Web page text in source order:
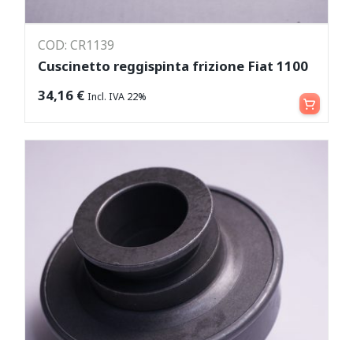
COD: CR1139
Cuscinetto reggispinta frizione Fiat 1100
34,16 € Incl. IVA 22% Aggiungi al carrello